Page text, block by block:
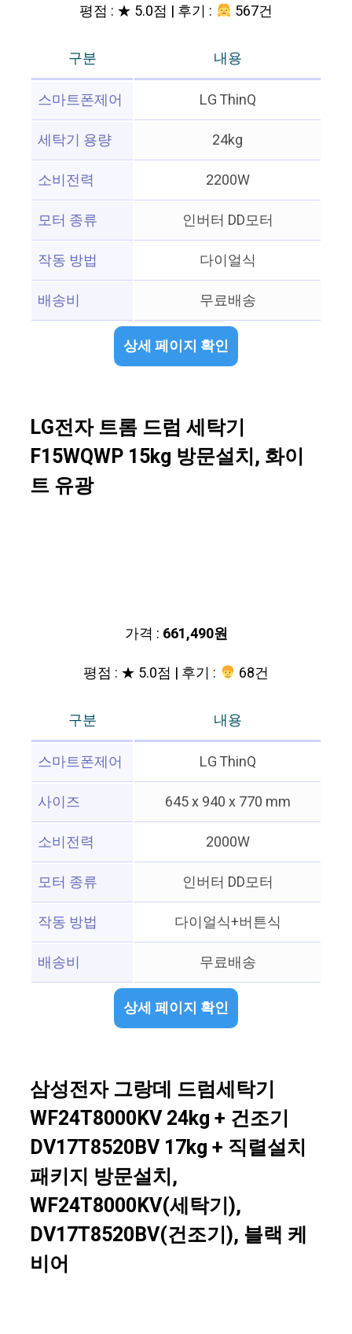
평점 : ★ 5.0점 | 후기 : 567건
구분
내용
스마트폰제어
LG ThinQ
세탁기 용량
24kg
소비전력
2200W
모터 종류
인버터 DD모터
작동 방법
다이얼식
배송비
무료배송
상세 페이지 확인
LG전자 트롬 드럼 세탁기
F15WQWP 15kg 방문설치, 화이
트 유광
가격 : 661,490원
평점 : ★ 5.0점 | 후기 :
68건
구분
내용
스마트폰제어
LG ThinQ
사이즈
645 x 940 x 770 mm
소비전력
2000W
모터 종류
인버터 DD모터
작동 방법
다이얼식+버튼식
배송비
무료배송
상세 페이지 확인
삼성전자 그랑데 드럼세탁기
WF24T8000KV 24kg + 건조기
DV17T8520BV 17kg + 직렬설치
패키지 방문설치,
WF24T8000KV(세탁기),
DV17T8520BV(건조기), 블랙 케
비어